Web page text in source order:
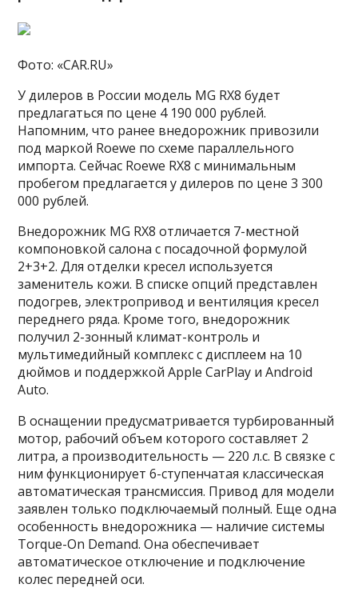
Фото: «CAR.RU»
У дилеров в России модель MG RX8 будет
предлагаться по цене 4 190 000 рублей.
Напомним, что ранее внедорожник привозили
под маркой Roewe по схеме параллельного
импорта. Сейчас Roewe RX8 с минимальным
пробегом предлагается у дилеров по цене 3 300
000 рублей.
Внедорожник MG RX8 отличается 7-местной
компоновкой салона с посадочной формулой
2+3+2. Для отделки кресел используется
заменитель кожи. В списке опций представлен
подогрев, электропривод и вентиляция кресел
переднего ряда. Кроме того, внедорожник
получил 2-зонный климат-контроль и
мультимедийный комплекс с дисплеем на 10
дюймов и поддержкой Apple CarPlay и Android
Auto.
В оснащении предусматривается турбированный
мотор, рабочий объем которого составляет 2
литра, а производительность — 220 л.с. В связке с
ним функционирует 6-ступенчатая классическая
автоматическая трансмиссия. Привод для модели
заявлен только подключаемый полный. Еще одна
особенность внедорожника — наличие системы
Torque-On Demand. Она обеспечивает
автоматическое отключение и подключение
колес передней оси.